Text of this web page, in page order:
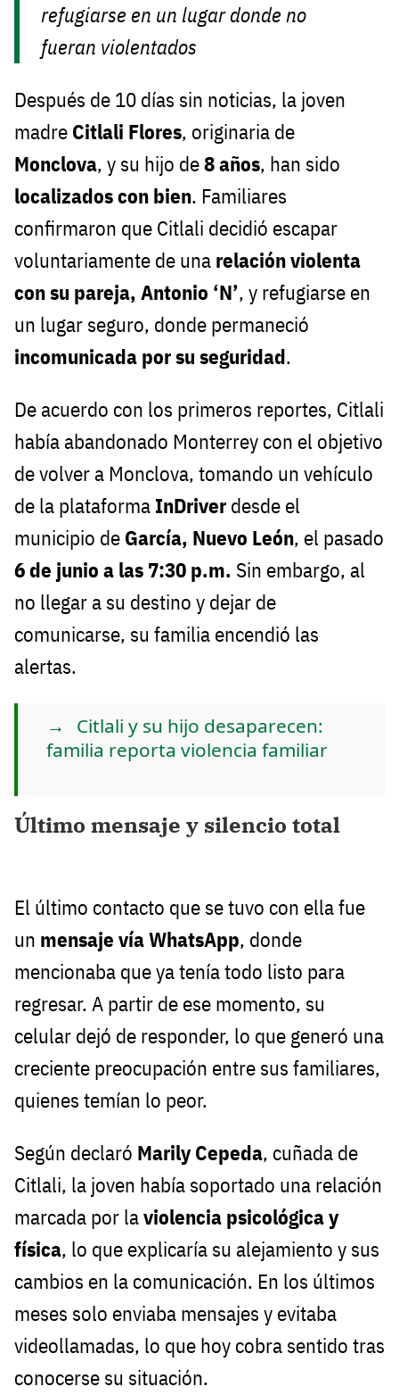
refugiarse en un lugar donde no
fueran violentados
Después de 10 días sin noticias, la joven
madre Citlali Flores, originaria de
Monclova, y su hijo de8 años, han sido
localizados con bien. Familiares
confirmaron que Citlali decidió escapar
voluntariamente de una relación violenta
con su pareja, Antonio ‘N’, y refugiarse en
un lugar seguro, donde permaneció
incomunicada por su seguridad.
De acuerdo con los primeros reportes, Citlali
había abandonado Monterrey con el objetivo
de volver a Monclova, tomando un vehículo
de la plataforma InDriver desde el
municipio de García, Nuevo León, el pasado
6 de junio a las 7:30 p.m. Sin embargo, al
no llegar a su destino y dejar de
comunicarse, su familia encendió las
alertas.
Citlali y su hijo desaparecen:
familia reporta violencia familiar
Último mensaje y silencio total
El último contacto que se tuvo con ella fue
un mensaje vía WhatsApp, donde
mencionaba que ya tenía todo listo para
regresar. A partir de ese momento, su
celular dejó de responder, lo que generó una
creciente preocupación entre sus familiares,
quienes temían lo peor.
Según declaró Marily Cepeda, cuñada de
Citlali, la joven había soportado una relación
marcada por laviolencia psicológica y
física, lo que explicaría su alejamiento y sus
cambios en la comunicación. En los últimos
meses solo enviaba mensajes y evitaba
videollamadas, lo que hoy cobra sentido tras
conocerse su situación.